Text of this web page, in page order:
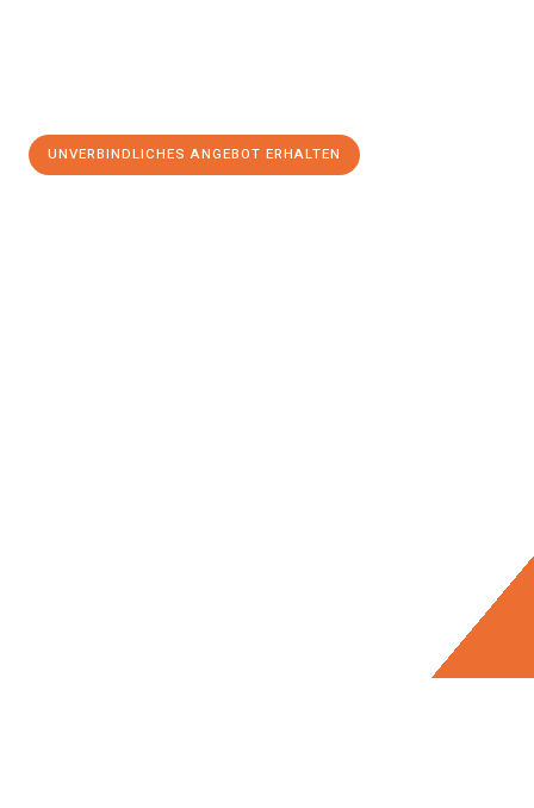
UNVERBINDLICHES ANGEBOT ERHALTEN